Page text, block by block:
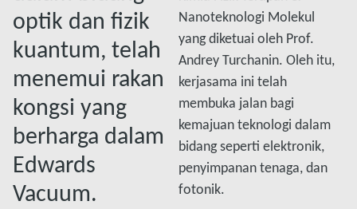
optik dan fizik
kuantum, telah
menemui rakan
kongsi yang
berharga dalam
Edwards
Vacuum.
Nanoteknologi Molekul
yang diketuai oleh Prof.
Andrey Turchanin. Oleh itu,
kerjasama ini telah
membuka jalan bagi
kemajuan teknologi dalam
bidang seperti elektronik,
penyimpanan tenaga, dan
fotonik.